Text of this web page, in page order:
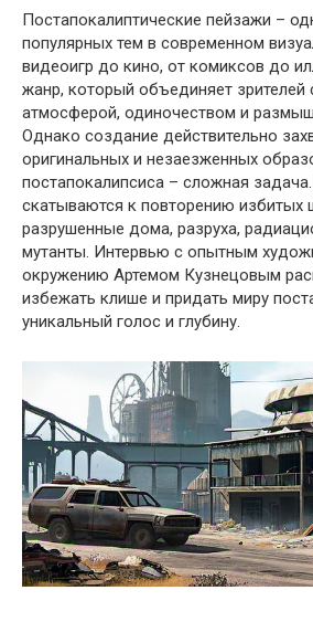
Постапокалиптические пейзажи –
популярных тем в современном
видеоигр до кино, от комиксов до
жанр, который объединяет зрителей
атмосферой, одиночеством и
Однако создание действительно
оригинальных и незаезженных
постапокалипсиса – сложная
скатываются к повторению избитых
разрушенные дома, разруха,
мутанты. Интервью с опытным
окружению Артемом Кузнецовым
избежать клише и придать миру
уникальный голос и глубину.